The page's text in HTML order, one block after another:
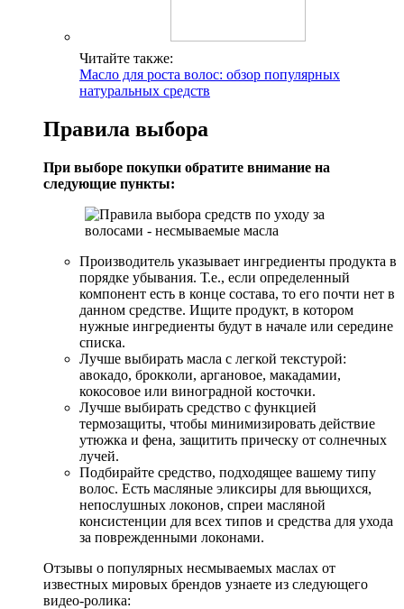
Читайте также:
Масло для роста волос: обзор популярных
натуральных средств
Правила выбора
При выборе покупки обратите внимание на
следующие пункты:
Производитель указывает ингредиенты продукта в
порядке убывания. Т.е., если определенный
компонент есть в конце состава, то его почти нет в
данном средстве. Ищите продукт, в котором
нужные ингредиенты будут в начале или середине
списка.
Лучше выбирать масла с легкой текстурой:
авокадо, брокколи, аргановое, макадамии,
кокосовое или виноградной косточки.
Лучше выбирать средство с функцией
термозащиты, чтобы минимизировать действие
утюжка и фена, защитить прическу от солнечных
лучей.
Подбирайте средство, подходящее вашему типу
волос. Есть масляные эликсиры для вьющихся,
непослушных локонов, спреи масляной
консистенции для всех типов и средства для ухода
за поврежденными локонами.
Отзывы о популярных несмываемых маслах от
известных мировых брендов узнаете из следующего
видео-ролика: